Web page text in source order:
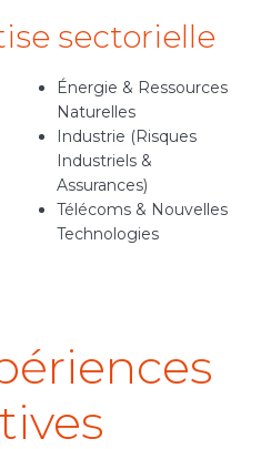
sectorielle
Énergie & Ressources
Naturelles
Industrie (Risques
Industriels &
Assurances)
Télécoms & Nouvelles
Technologies